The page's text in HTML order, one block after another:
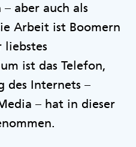
aber auch als
Arbeit ist Boomern
liebstes
ist das Telefon,
des Internets –
– hat in dieser